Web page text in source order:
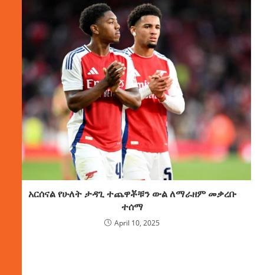
አርሰናል የሁለት ታዳጊ ተጨዋቾቹን ውል ለማራዘም መቃረቡ
ተሰማ
April 10, 2025